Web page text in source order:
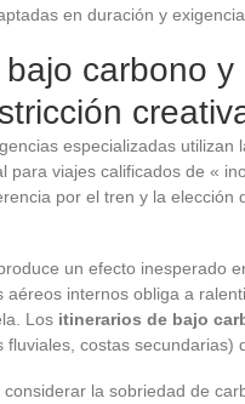
en duración y exigencia
carbono
especializadas
para viajes calificados de «
por el tren y la
un efecto inesperado
aéreos internos obliga a
Los itinerarios de bajo
fluviales, costas secundarias)
considerar la sobriedad de